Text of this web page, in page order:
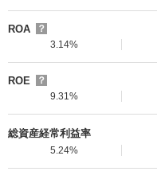
ROA
？
3.14%
ROE
？
9.31%
総資産経常利益率
5.24%